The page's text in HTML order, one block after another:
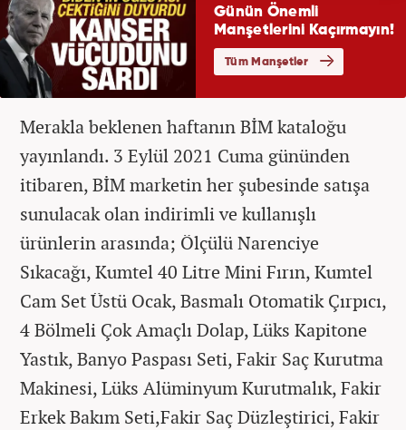
Merakla beklenen haftanın BİM kataloğu
yayınlandı. 3 Eylül 2021 Cuma gününden
itibaren, BİM marketin her şubesinde satışa
sunulacak olan indirimli ve kullanışlı
ürünlerin arasında; Ölçülü Narenciye
Sıkacağı, Kumtel 40 Litre Mini Fırın, Kumtel
Cam Set Üstü Ocak, Basmalı Otomatik Çırpıcı,
4 Bölmeli Çok Amaçlı Dolap, Lüks Kapitone
Yastık, Banyo Paspası Seti, Fakir Saç Kurutma
Makinesi, Lüks Alüminyum Kurutmalık, Fakir
Erkek Bakım Seti,Fakir Saç Düzleştirici, Fakir